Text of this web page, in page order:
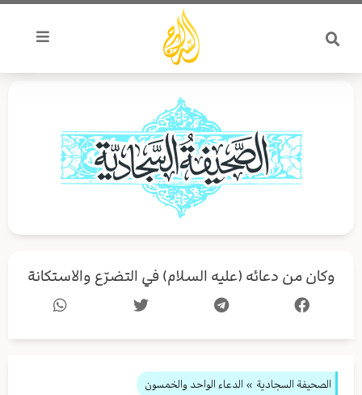
تخطي
المحتوى
وكان من دعائه (عليه السلام) في التضرّع والاستكانة
الصحيفة السجادية » الدعاء الواحد والخمسون